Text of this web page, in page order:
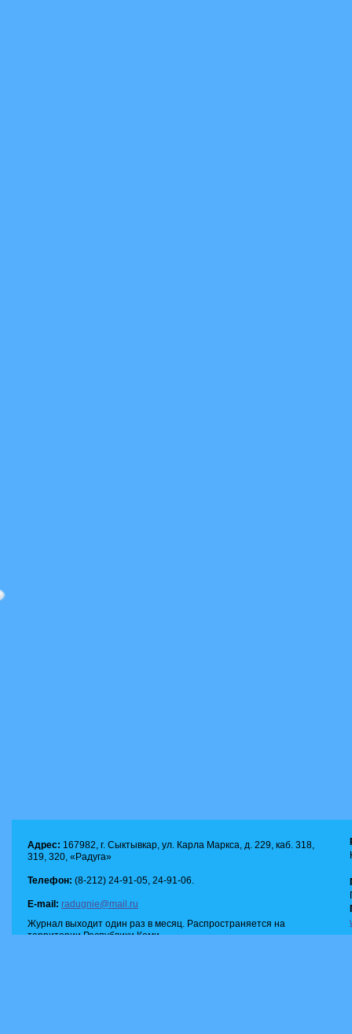
Адрес: 167982, г. Сыктывкар, ул. Карла Маркса, д. 229, каб. 318,
319, 320, «Радуга»
Телефон: (8-212) 24-91-05, 24-91-06.
E-mail: radugnie@mail.ru
Журнал выходит один раз в месяц. Распространяется на
территории Республики Коми.